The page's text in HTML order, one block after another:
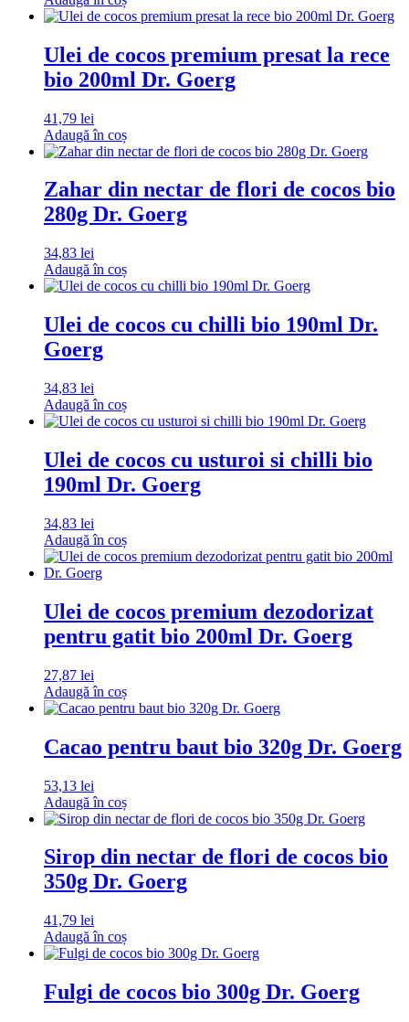
Ulei de cocos premium presat la rece
bio 200ml Dr. Goerg
41,79 lei
Adaugă în coș
Zahar din nectar de flori de cocos bio
280g Dr. Goerg
34,83 lei
Adaugă în coș
Ulei de cocos cu chilli bio 190ml Dr.
Goerg
34,83 lei
Adaugă în coș
Ulei de cocos cu usturoi si chilli bio
190ml Dr. Goerg
34,83 lei
Adaugă în coș
Ulei de cocos premium dezodorizat
pentru gatit bio 200ml Dr. Goerg
27,87 lei
Adaugă în coș
Cacao pentru baut bio 320g Dr. Goerg
53,13 lei
Adaugă în coș
Sirop din nectar de flori de cocos bio
350g Dr. Goerg
41,79 lei
Adaugă în coș
Fulgi de cocos bio 300g Dr. Goerg